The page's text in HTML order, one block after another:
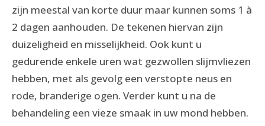
zijn meestal van korte duur maar kunnen soms 1 à
2 dagen aanhouden. De tekenen hiervan zijn
duizeligheid en misselijkheid. Ook kunt u
gedurende enkele uren wat gezwollen slijmvliezen
hebben, met als gevolg een verstopte neus en
rode, branderige ogen. Verder kunt u na de
behandeling een vieze smaak in uw mond hebben.